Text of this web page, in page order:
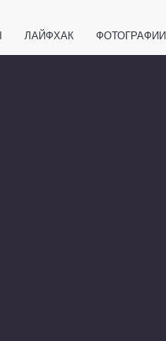
ЛАЙФХАК ФОТОГРАФИИ